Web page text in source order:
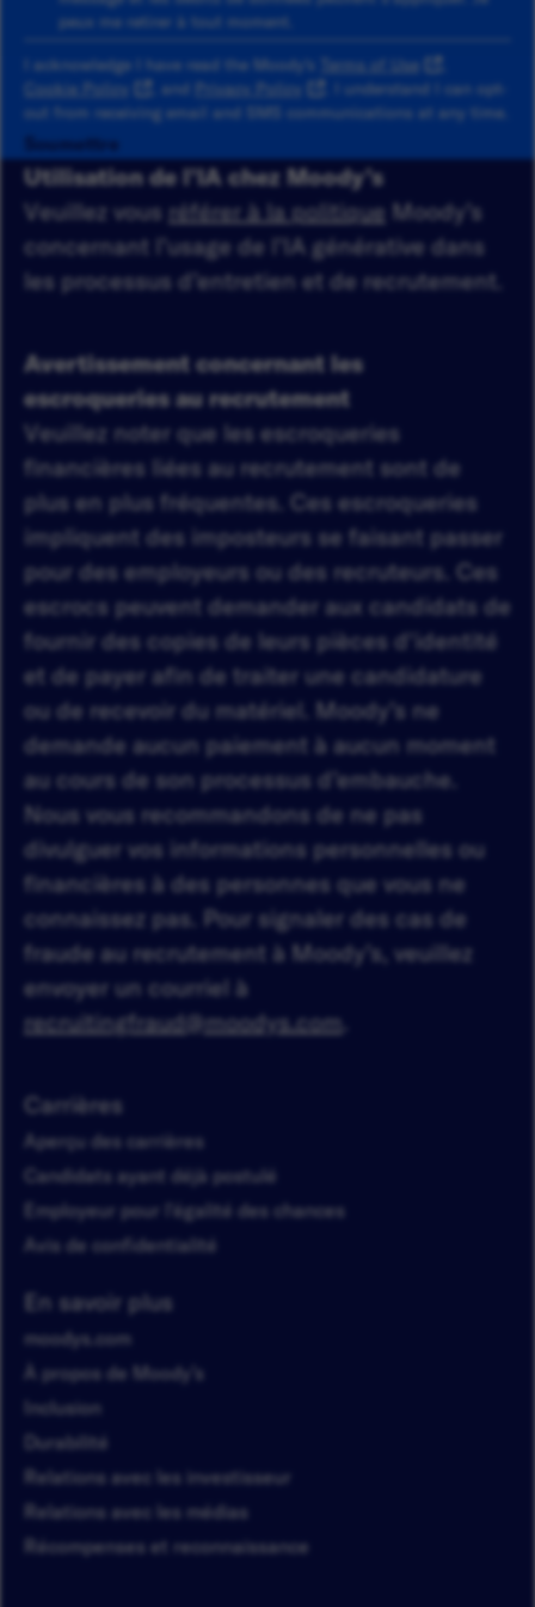
peux me retirer à tout moment.
I acknowledge I have read the Moody's
Terms of Use
Cookie Policy
, and Privacy Policy
. I understand I can opt-
out from receiving email and SMS communications at any time.
Soumettre
Utilisation de l’IA chez Moody’s
Veuillez vous référer à la politique Moody’s
concernant l’usage de l’IA générative dans
les processus d’entretien et de recrutement.
Avertissement concernant les
escroqueries au recrutement
Veuillez noter que les escroqueries
financières liées au recrutement sont de
plus en plus fréquentes. Ces escroqueries
impliquent des imposteurs se faisant passer
pour des employeurs ou des recruteurs. Ces
escrocs peuvent demander aux candidats de
fournir des copies de leurs pièces d'identité
et de payer afin de traiter une candidature
ou de recevoir du matériel. Moody’s ne
demande aucun paiement à aucun moment
au cours de son processus d’embauche.
Nous vous recommandons de ne pas
divulguer vos informations personnelles ou
financières à des personnes que vous ne
connaissez pas. Pour signaler des cas de
fraude au recrutement à Moody’s, veuillez
envoyer un courriel à
recruitingfraud@moodys.com
Carrières
Aperçu des carrières
Candidats ayant déjà postulé
Employeur pour l'égalité des chances
Avis de confidentialité
En savoir plus
moodys.com
À propos de Moody’s
Inclusion
Durabilité
Relations avec les investisseur
Relations avec les médias
Récompenses et reconnaissance